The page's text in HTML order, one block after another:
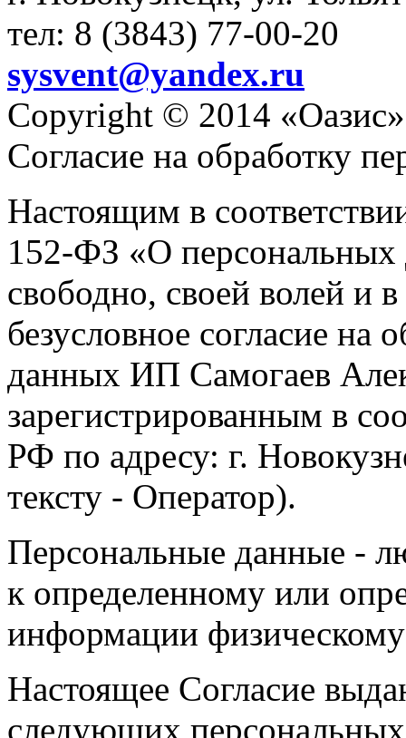
тел: 8 (3843) 77-00-20
sysvent@yandex.ru
Copyright © 2014 «Оазис»
Согласие на обработку
Настоящим в
152-ФЗ «О персональных
свободно, своей волей и
безусловное согласие на
данных ИП Самогаев
зарегистрированным в
РФ по адресу: г.
тексту - Оператор).
Персональные данные -
к определенному или
информации
Настоящее Согласие
следующих